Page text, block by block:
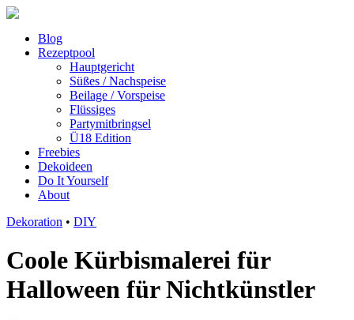
Blog
Rezeptpool
Hauptgericht
Süßes / Nachspeise
Beilage / Vorspeise
Flüssiges
Partymitbringsel
Ü18 Edition
Freebies
Dekoideen
Do It Yourself
About
Dekoration • DIY
Coole Kürbismalerei für
Halloween für Nichtkünstler